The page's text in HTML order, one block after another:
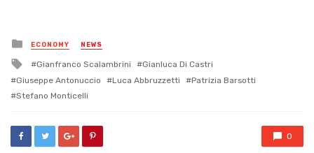
Posted
in
ECONOMY NEWS
Tagged
with
Gianfranco Scalambrini
Gianluca Di Castri
Giuseppe Antonuccio
Luca Abbruzzetti
Patrizia Barsotti
Stefano Monticelli
0